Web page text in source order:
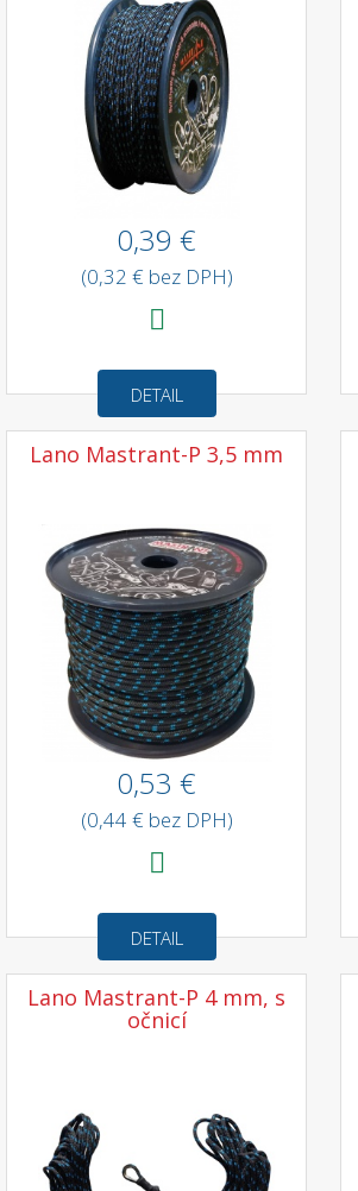
0,39 €
(0,32 € bez DPH)
DETAIL
Lano Mastrant-P 3,5 mm
0,53 €
(0,44 € bez DPH)
DETAIL
Lano Mastrant-P 4 mm, s
očnicí